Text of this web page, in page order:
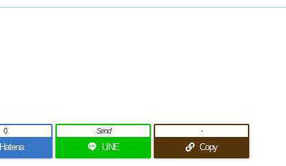
Hatena
0
LINE
Send
Copy
-